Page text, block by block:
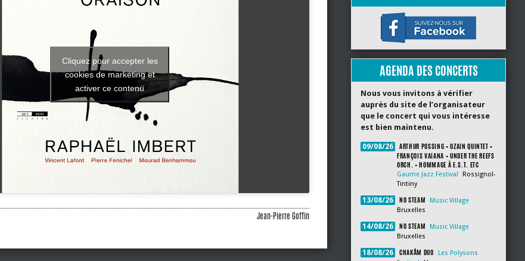
Cliquez pour accepter les
cookies de marketing et
activer ce contenu
Jean-Pierre Goffin
AGENDA DES CONCERTS
Nous vous invitons à vérifier
auprès du site de l’organisateur
que le concert qui vous intéresse
est bien maintenu.
09/08/26
ARTHUR POSSING + OZAIN QUINTET +
FRANÇOIS VAIANA + UNDER THE REEFS
ORCH. + HOMMAGE À E.S.T. ETC
Gaume Jazz Festival
Rossignol-
Tintiny
13/08/26 NO STEAM
Music Village
Bruxelles
14/08/26 NO STEAM
Music Village
Bruxelles
18/08/26 CHAKÂM DUO
Les Polysons